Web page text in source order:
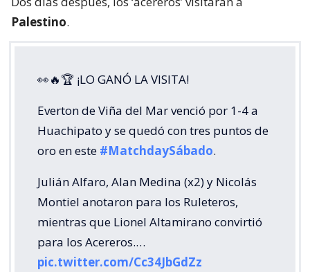
Palestino.
👀🔥🏆 ¡LO GANÓ LA VISITA!
Everton de Viña del Mar venció por 1-4 a
Huachipato y se quedó con tres puntos de
oro en este #MatchdaySábado.
Julián Alfaro, Alan Medina (x2) y Nicolás
Montiel anotaron para los Ruleteros,
mientras que Lionel Altamirano convirtió
para los Acereros.…
pic.twitter.com/Cc34JbGdZz